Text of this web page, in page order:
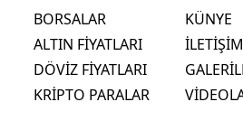
BORSALAR
ALTIN FİYATLARI
DÖVİZ FİYATLARI
KRİPTO PARALAR
KÜNYE
İLETİŞİM